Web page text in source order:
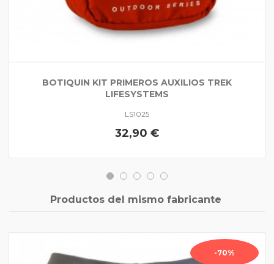
BOTIQUIN KIT PRIMEROS AUXILIOS TREK
LIFESYSTEMS
LS1025
32,90 €
Productos del mismo fabricante
-70%